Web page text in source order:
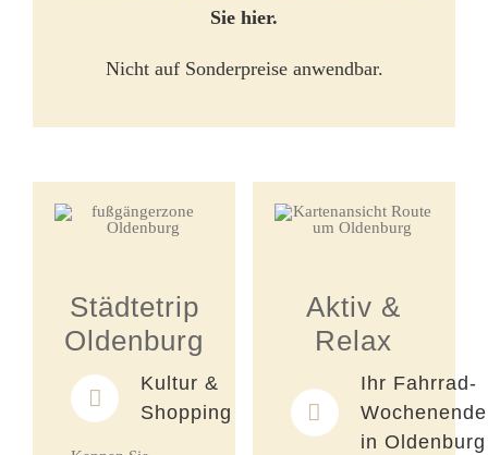
Sie hier.
Nicht auf Sonderpreise anwendbar.
Städtetrip
Oldenburg
Kultur &
Shopping
Aktiv &
Relax
Ihr Fahrrad-
Wochenende
in Oldenburg